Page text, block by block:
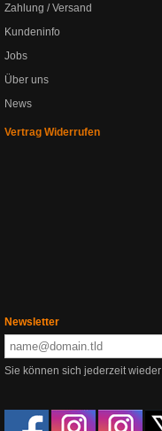
Zahlung / Versand
Kundeninfo
Jobs
Über uns
News
Vertrag Widerrufen
Newsletter
Sie können sich jederzeit